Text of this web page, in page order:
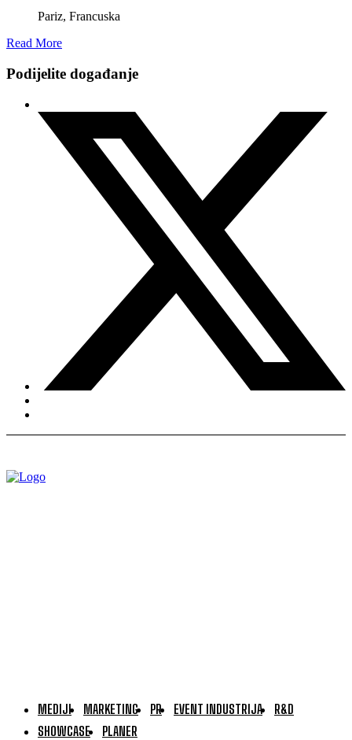
Pariz, Francuska
Read More
Podijelite događanje
MEDIJI MARKETING PR EVENT INDUSTRIJA
R&D
SHOWCASE
PLANER